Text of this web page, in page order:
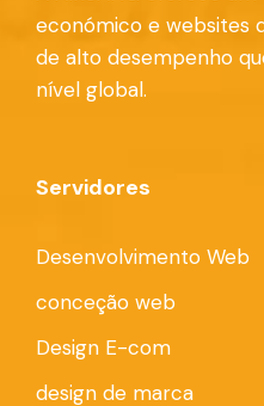
económico e websites
de alto desempenho
nível global.
Servidores
Desenvolvimento Web
conceção web
Design E-com
design de marca